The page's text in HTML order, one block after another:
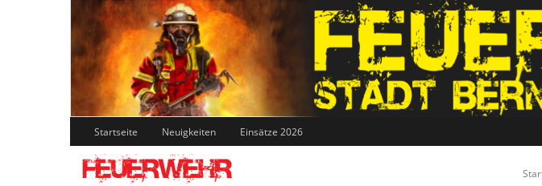
Skip
to
content
Startseite Neuigkeiten Einsätze 2026